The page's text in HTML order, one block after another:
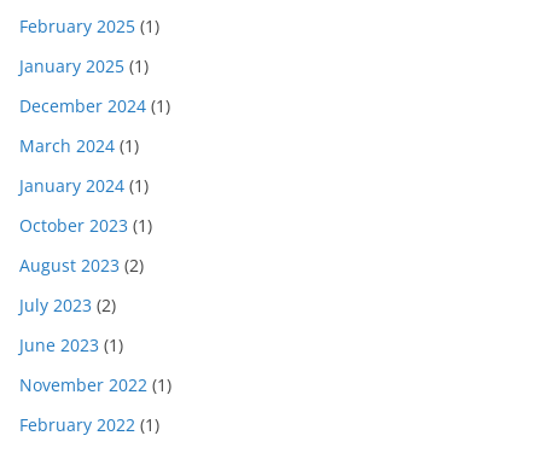
February 2025 (1)
January 2025 (1)
December 2024 (1)
March 2024 (1)
January 2024 (1)
October 2023 (1)
August 2023 (2)
July 2023 (2)
June 2023 (1)
November 2022 (1)
February 2022 (1)